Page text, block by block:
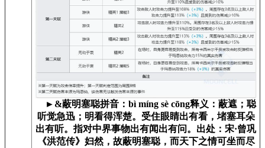
►&蔽明塞聪拼音：bì míng sè cōng释义：蔽遮；聪
听觉急迅；明看得浑楚。受住眼睛出有看，堵塞耳朵
出有听。指对中界事物出有闻出有问。出处：宋·曾巩
《洪范传》妇然，故蔽明塞聪，而天下之情可坐而尽